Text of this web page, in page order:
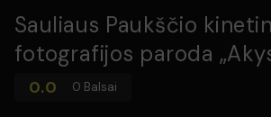
Sauliaus Paukščio
fotografijos paroda
0.0 0 Balsai